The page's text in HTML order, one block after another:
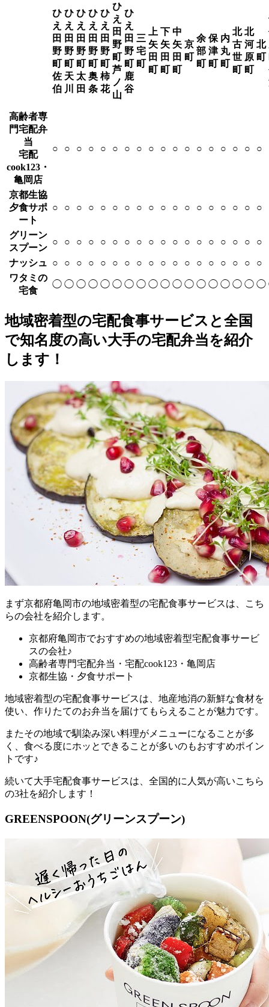
ひ
え
田
野
町
佐
伯
ひ
え
田
野
町
天
川
ひ
え
田
野
町
太
田
ひ
え
田
野
町
奥
条
ひ
え
田
野
町
柿
花
ひ
え
田
野
町
芦
ノ
山
ひ
え
田
野
町
鹿
谷
三
宅
町
上
矢
田
町
下
矢
田
町
中
矢
田
町
京
町
余
部
町
保
津
町
内
丸
町
北
古
世
町
北
河
原
町
北
町
高齢者専
門宅配弁
当
宅配
cook123・
亀岡店
○ ○ ○ ○ ○ ○ ○ ○ ○ ○ ○ ○ ○ ○ ○ ○ ○ ○
京都生協
夕食サポ
ート
○ ○ ○ ○ ○ ○ ○ ○ ○ ○ ○ ○ ○ ○ ○ ○ ○ ○
グリーン
スプーン
○ ○ ○ ○ ○ ○ ○ ○ ○ ○ ○ ○ ○ ○ ○ ○ ○ ○
ナッシュ ○ ○ ○ ○ ○ ○ ○ ○ ○ ○ ○ ○ ○ ○ ○ ○ ○ ○
ワタミの
宅食
◯ ◯ ◯ ◯ ◯ ◯ ◯ ◯ ◯ ◯ ◯ ◯ ◯ ◯ ◯ ◯ ◯ ◯
地域密着型の宅配食事サービスと全国
で知名度の高い大手の宅配弁当を紹介
します！
まず京都府亀岡市の地域密着型の宅配食事サービスは、こち
らの会社を紹介します。
京都府亀岡市でおすすめの地域密着型宅配食事サービ
スの会社♪
高齢者専門宅配弁当・宅配cook123・亀岡店
京都生協・夕食サポート
地域密着型の宅配食事サービスは、地産地消の新鮮な食材を
使い、作りたてのお弁当を届けてもらえることが魅力です。
またその地域で馴染み深い料理がメニューになることが多
く、食べる度にホッとできることが多いのもおすすめポイン
トです♪
続いて大手宅配食事サービスは、全国的に人気が高いこちら
の3社を紹介します！
GREENSPOON(グリーンスプーン)